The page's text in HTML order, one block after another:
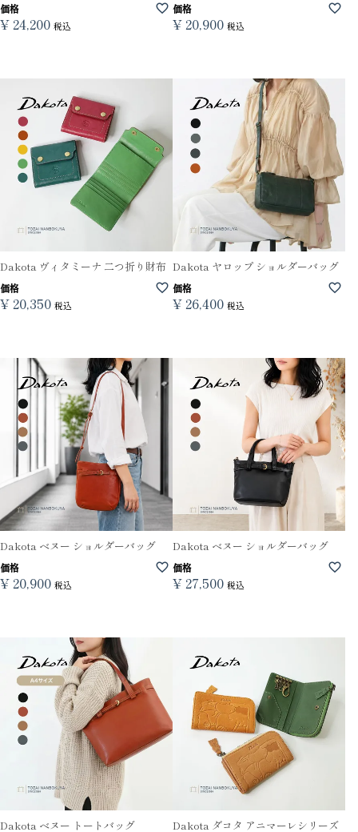
価格
¥24,200 税込
価格
¥20,900 税込
Dakota ヴィタミーナ 二つ折り財布
価格
¥20,350 税込
Dakota ヤロップ ショルダーバッグ
価格
¥26,400 税込
Dakota ベヌー ショルダーバッグ
価格
¥20,900 税込
Dakota ベヌー ショルダーバッグ
価格
¥27,500 税込
Dakota ベヌー トートバッグ
Dakota ダコタ アニマーレシリーズ